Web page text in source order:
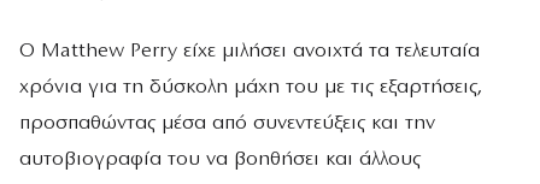
Ο Matthew Perry είχε μιλήσει ανοιχτά τα τελευταία
χρόνια για τη δύσκολη μάχη του με τις εξαρτήσεις,
προσπαθώντας μέσα από συνεντεύξεις και την
αυτοβιογραφία του να βοηθήσει και άλλους